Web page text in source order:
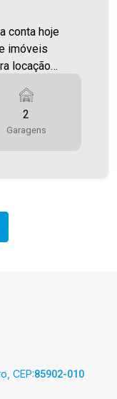
imóveis
locação
2
Garagens
CEP:85902-010